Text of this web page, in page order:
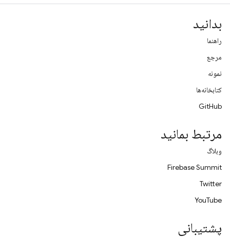
بدانید
راهنما
مرجع
نمونه
کتابخانه‌ها
GitHub
مرتبط بمانید
وبلاگ
Firebase Summit
Twitter
YouTube
پشتیبانی